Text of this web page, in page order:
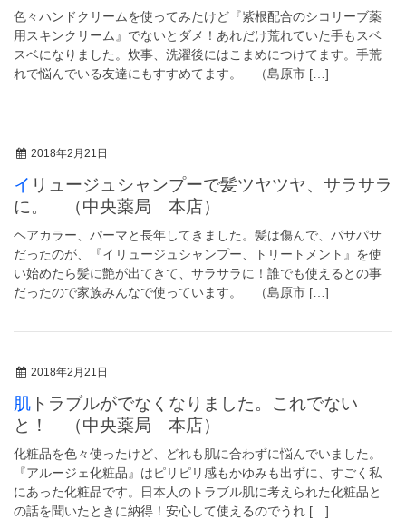
色々ハンドクリームを使ってみたけど『紫根配合のシコリーブ薬
用スキンクリーム』でないとダメ！あれだけ荒れていた手もスベ
スベになりました。炊事、洗濯後にはこまめにつけてます。手荒
れで悩んでいる友達にもすすめてます。 （島原市 […]
2018年2月21日
イリュージュシャンプーで髪ツヤツヤ、サラサラ
に。 （中央薬局 本店）
ヘアカラー、パーマと長年してきました。髪は傷んで、パサパサ
だったのが、『イリュージュシャンプー、トリートメント』を使
い始めたら髪に艶が出てきて、サラサラに！誰でも使えるとの事
だったので家族みんなで使っています。 （島原市 […]
2018年2月21日
肌トラブルがでなくなりました。これでない
と！ （中央薬局 本店）
化粧品を色々使ったけど、どれも肌に合わずに悩んでいました。
『アルージェ化粧品』はピリピリ感もかゆみも出ずに、すごく私
にあった化粧品です。日本人のトラブル肌に考えられた化粧品と
の話を聞いたときに納得！安心して使えるのでうれ […]